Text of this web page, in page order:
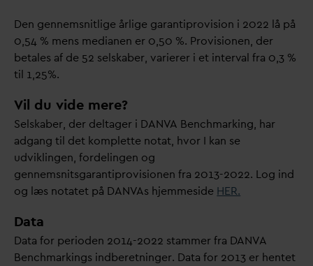
Den gennemsnitlige årlige garantiprovision i 2022 lå på
0,54 % mens medianen er 0,50 %. Provisionen, der
betales af de 52 selskaber, varierer i et interval fra 0,3 %
til 1,25%.
Vil du vide mere?
Selskaber, der deltager i DANVA Benchmarking, har
adgang til det komplette notat, hvor I kan se
udviklingen, fordelingen og
gennemsnitsgarantiprovisionen fra 2013-2022. Log ind
og læs notatet på DANVAs hjemmeside HER.
Data
Data for perioden 2014-2022 stammer fra DANVA
Benchmarkings indberetninger. Data for 2013 er hentet